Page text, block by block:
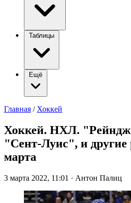
Таблицы
Ещё
Главная / Хоккей
Хоккей. НХЛ.
"Сент-Луис", и другие
марта
3 марта 2022, 11:01 · Антон Палиц